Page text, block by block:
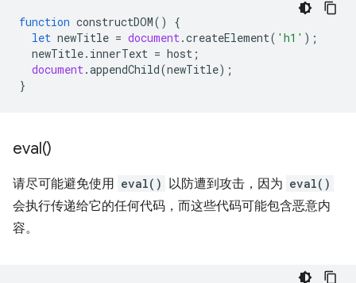
function constructDOM()
{
let newTitle = document.createElement( 'h1' );
newTitle. innerText = host ;
document.appendChild(newTitle);
}
eval()
请尽可能避免使用 eval() 以防遭到攻击，因为 eval()
会执行传递给它的任何代码，而这些代码可能包含恶意内
容。